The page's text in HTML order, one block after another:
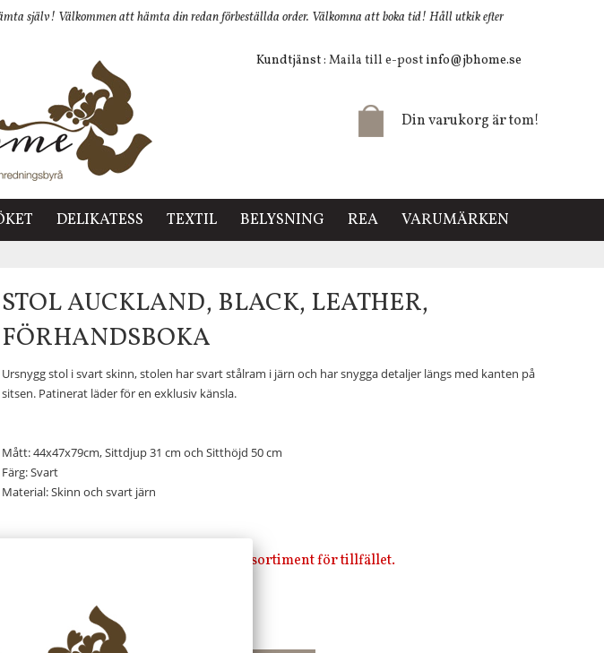
själv! Välkommen att hämta din redan förbeställda order. Välkomna att boka tid! Håll utkik efter
Kundtjänst: Maila till e-post info@jbhome.se
Din varukorg är tom!
DELIKATESS TEXTIL BELYSNING REA VARUMÄRKEN
STOL AUCKLAND, BLACK, LEATHER,
FÖRHANDSBOKA
Ursnygg stol i svart skinn, stolen har svart stålram i järn och har snygga detaljer längs med kanten på
sitsen. Patinerat läder för en exklusiv känsla.
Mått: 44x47x79cm, Sittdjup 31 cm och Sitthöjd 50 cm
Färg: Svart
Material: Skinn och svart järn
Tyvärr ingår inte denna produkt i vårt sortiment för tillfället.